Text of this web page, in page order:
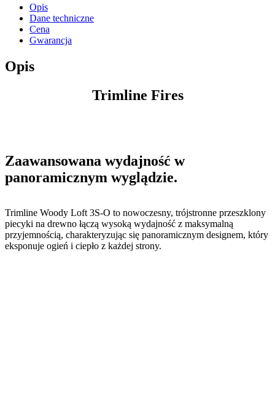
Opis
Dane techniczne
Cena
Gwarancja
Opis
Trimline Fires
Zaawansowana wydajność w
panoramicznym wyglądzie.
Trimline Woody Loft 3S-O to nowoczesny, trójstronne przeszklony
piecyki na drewno łączą wysoką wydajność z maksymalną
przyjemnością, charakteryzując się panoramicznym designem, który
eksponuje ogień i ciepło z każdej strony.